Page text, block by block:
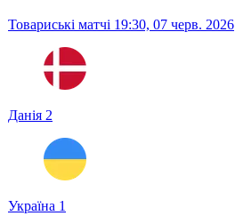
Товариські матчі 19:30, 07 черв. 2026
Данія 2
Україна 1